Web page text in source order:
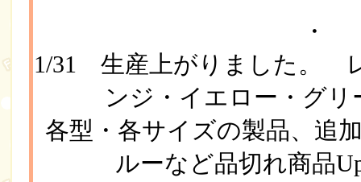
・
1/31 生産上がりました。
ンジ・イエロー・グ
各型・各サイズの製品
ルーなど品切れ商品